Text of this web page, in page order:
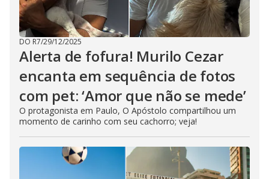
DO R7/29/12/2025
Alerta de fofura! Murilo Cezar
encanta em sequência de fotos
com pet: ‘Amor que não se mede’
O protagonista em Paulo, O Apóstolo compartilhou um
momento de carinho com seu cachorro; veja!